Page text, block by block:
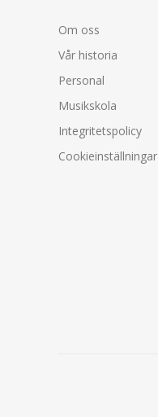
Om oss
Vår historia
Personal
Musikskola
Integritetspolicy
Cookieinställningar